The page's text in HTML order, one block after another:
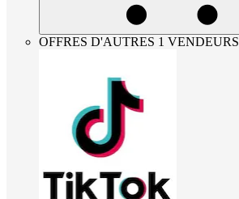
OFFRES D'AUTRES 1 VENDEURS